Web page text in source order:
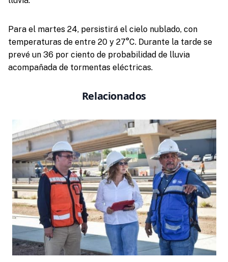
Para el martes 24, persistirá el cielo nublado, con
temperaturas de entre 20 y 27°C. Durante la tarde se
prevé un 36 por ciento de probabilidad de lluvia
acompañada de tormentas eléctricas.
Relacionados